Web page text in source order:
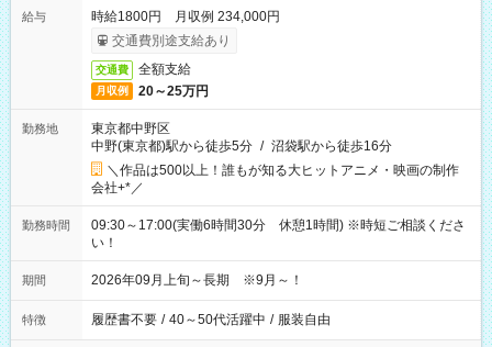
給与
時給1800円 月収例 234,000円
交通費別途支給あり
交通費 全額支給
月収例 20～25万円
勤務地
東京都中野区
中野(東京都)駅から徒歩5分 / 沼袋駅から徒歩16分
＼作品は500以上！誰もが知る大ヒットアニメ・映画の制作
会社+*／
勤務時間
09:30～17:00(実働6時間30分 休憩1時間) ※時短ご相談くださ
い！
期間 2026年09月上旬～長期 ※9月～！
特徴 履歴書不要 / 40～50代活躍中 / 服装自由